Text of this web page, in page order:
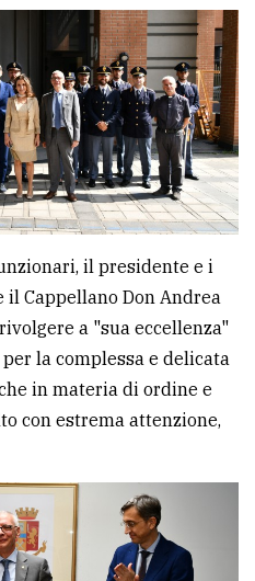
il presidente e i
il Cappellano Don Andrea
a "sua eccellenza"
la complessa e delicata
in materia di ordine e
con estrema attenzione,